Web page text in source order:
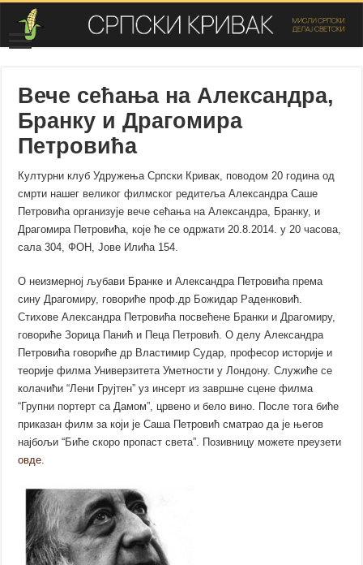
Вече сећања на Александра,
Бранку и Драгомира
Петровића
Културни клуб Удружења Српски Кривак, поводом 20 година од
смрти нашег великог филмског редитеља Александра Саше
Петровића организује вече сећања на Александра, Бранку, и
Драгомира Петровића, које ће се одржати 20.8.2014. у 20 часова,
сала 304, ФОН, Јове Илића 154.
О неизмерној љубави Бранке и Александра Петровића према
сину Драгомиру, говориће проф.др Божидар Раденковић.
Стихове Александра Петровића посвећене Бранки и Драгомиру,
говориће Зорица Панић и Пеца Петровић. О делу Александра
Петровића говориће др Властимир Судар, професор историје и
теорије филма Универзитета Уметности у Лондону. Служиће се
колачићи “Лени Грујтен” уз инсерт из завршне сцене филма
“Групни портерт са Дамом”, црвено и бело вино. После тога биће
приказан филм за који је Саша Петровић сматрао да је његов
најбољи “Биће скоро пропаст света”. Позивницу можете преузети
овде